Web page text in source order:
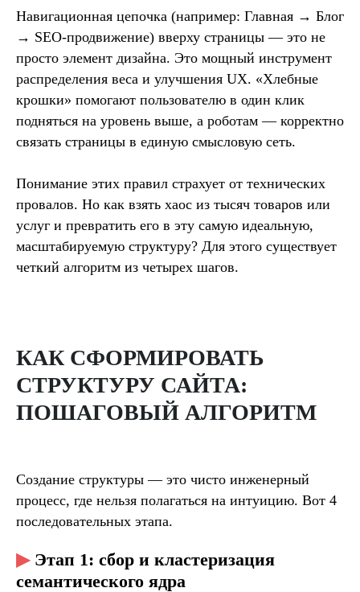
Навигационная цепочка (например: Главная → Блог
→ SEO-продвижение) вверху страницы — это не
просто элемент дизайна. Это мощный инструмент
распределения веса и улучшения UX. «Хлебные
крошки» помогают пользователю в один клик
подняться на уровень выше, а роботам — корректно
связать страницы в единую смысловую сеть.
Понимание этих правил страхует от технических
провалов. Но как взять хаос из тысяч товаров или
услуг и превратить его в эту самую идеальную,
масштабируемую структуру? Для этого существует
четкий алгоритм из четырех шагов.
КАК СФОРМИРОВАТЬ
СТРУКТУРУ САЙТА:
ПОШАГОВЫЙ АЛГОРИТМ
Создание структуры — это чисто инженерный
процесс, где нельзя полагаться на интуицию. Вот 4
последовательных этапа.
▶Этап 1: сбор и кластеризация
семантического ядра